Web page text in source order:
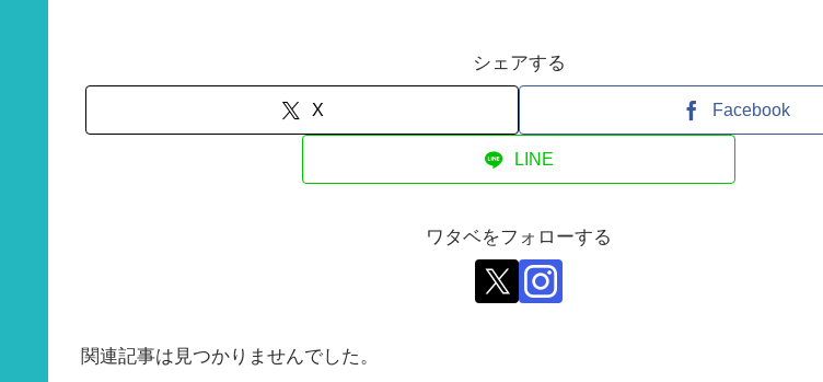
シェアする
X Facebook
LINE
ワタベをフォローする
関連記事は見つかりませんでした。